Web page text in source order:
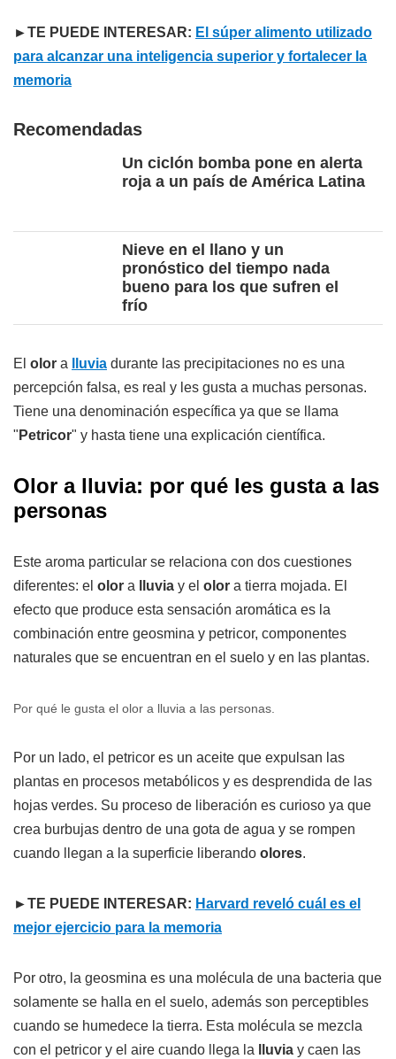
►TE PUEDE INTERESAR: El súper alimento utilizado
para alcanzar una inteligencia superior y fortalecer la
memoria
Recomendadas
Un ciclón bomba pone en alerta
roja a un país de América Latina
Nieve en el llano y un
pronóstico del tiempo nada
bueno para los que sufren el
frío
El olor a lluvia durante las precipitaciones no es una
percepción falsa, es real y les gusta a muchas personas.
Tiene una denominación específica ya que se llama
" Petricor" y hasta tiene una explicación científica.
Olor a lluvia: por qué les gusta a las
personas
Este aroma particular se relaciona con dos cuestiones
diferentes: el olor a lluvia y el olor a tierra mojada. El
efecto que produce esta sensación aromática es la
combinación entre geosmina y petricor, componentes
naturales que se encuentran en el suelo y en las plantas.
Por qué le gusta el olor a lluvia a las personas.
Por un lado, el petricor es un aceite que expulsan las
plantas en procesos metabólicos y es desprendida de las
hojas verdes. Su proceso de liberación es curioso ya que
crea burbujas dentro de una gota de agua y se rompen
cuando llegan a la superficie liberando olores.
►TE PUEDE INTERESAR: Harvard reveló cuál es el
mejor ejercicio para la memoria
Por otro, la geosmina es una molécula de una bacteria que
solamente se halla en el suelo, además son perceptibles
cuando se humedece la tierra. Esta molécula se mezcla
con el petricor y el aire cuando llega la
lluvia y caen las